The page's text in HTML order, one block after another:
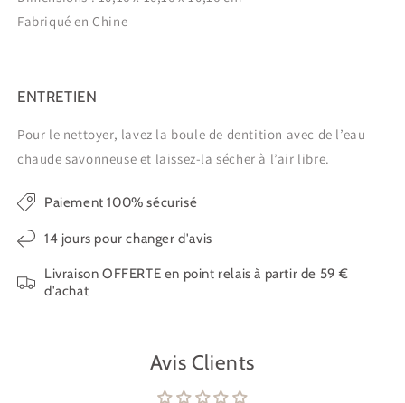
Fabriqué en Chine
ENTRETIEN
Pour le nettoyer, lavez la boule de dentition avec de l’eau
chaude savonneuse et laissez-la sécher à l’air libre.
Paiement 100% sécurisé
14 jours pour changer d'avis
Livraison OFFERTE en point relais à partir de 59 €
d'achat
Avis Clients